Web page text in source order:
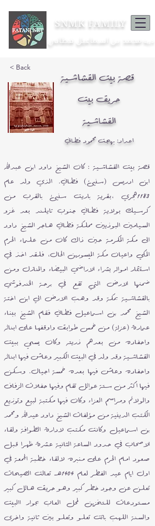
SNMK FAMILY
ذرية محمد بن اسماعيل فطاني
< Back
قصة بيت القشاشية
حريق بيت
القشاشية
اعداد: بهجت محمود فطاني
قصة بيت القشاشية : كان الشيخ داود ابن عبدالله
ابن ادريس (سنيئ) فطاني. الذي ولد عام
1183هجري ،بقرية باريت سنيئ بالقرب من
كرسيك بولاية فطاني جنوب تايلند بعد غزو
السيامين البوذيين مملكة فطاني هاجر الشيخ داود
الى مكة المكرمة حين ذاك كان من علماء الحرم
المكي واعيان مكة الميسورين الحال، فلقد اخذ في
استثمار امواله بشراء الاراضي البيضاء والمنازل ومن
ضمنها الارض التي تقع في برحة الخندفوشي
بالقشاشية بمكة وقد وهب االارض الي ابن اختة
الشيخ محمد بن اسماعيل فطاني فقام الشيخ ببناء
عمارة (عزلة) من خمس طوابق واوقفها على ابنائه
واحفاده من بعدهم ذريته وكان يسمي ببيت
القشاشية وقد ولد في البيت الكبير وعاش فيها ابنائه
واحفاده وعاش فيها بعده خمسة اجيال. وسكن
فيها اكثر من ستة عوائل تقام وفيها حفلات الزفاف
والولائم ومراسم العزاء وكان فيها مكتبة لبيع وتوزيع
الكتب الدينية من مؤلفات الشيخ داود عيدالله ومحمد
بن اسماعيل وكانت مكتب لادارة الطوافة ولقاء
الاصحاب في حدود الساعة الثانية عشرة ظهرا قبل
صعود امام الحرم على منبره لالقاء خطبة الجمعة في
اول ايام عيد الفطر لعام 1404هـ تعالت الصيحات
تعلن عن وجود خطر كبير وهو حريق هائل كبير
مستودعات للتخزين لمحل العاب بجوار االبيت
والسنة اللهب باتت تعلو وتعلو بين ثانية واخرى